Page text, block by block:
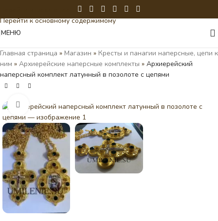
Перейти к основному содержимому
МЕНЮ
Главная страница » Магазин » Кресты и панагии наперсные, цепи к
ним » Архиерейские наперсные комплекты » Архиерейский
наперсный комплект латунный в позолоте с цепями
Нажмите, чтобы увеличить